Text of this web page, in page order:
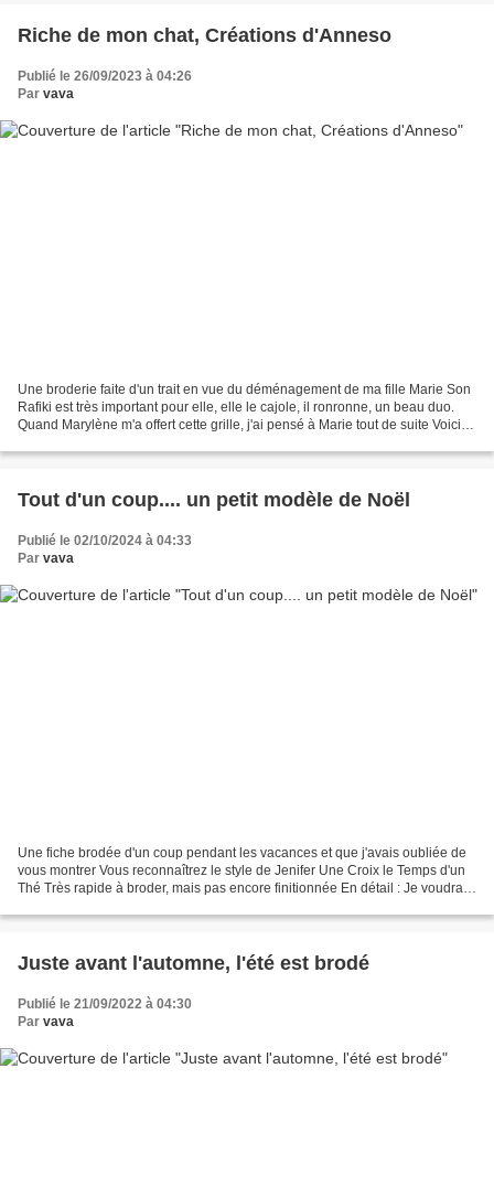
Riche de mon chat, Créations d'Anneso
Publié le 26/09/2023 à 04:26
Par vava
Une broderie faite d'un trait en vue du déménagement de ma fille Marie Son
Rafiki est très important pour elle, elle le cajole, il ronronne, un beau duo.
Quand Marylène m'a offert cette grille, j'ai pensé à Marie tout de suite Voici
Tout d'un coup.... un petit modèle de Noël
Publié le 02/10/2024 à 04:33
Par vava
Une fiche brodée d'un coup pendant les vacances et que j'avais oubliée de
vous montrer Vous reconnaîtrez le style de Jenifer Une Croix le Temps d'un
Thé Très rapide à broder, mais pas encore finitionnée En détail : Je voudrais
Juste avant l'automne, l'été est brodé
Publié le 21/09/2022 à 04:30
Par vava